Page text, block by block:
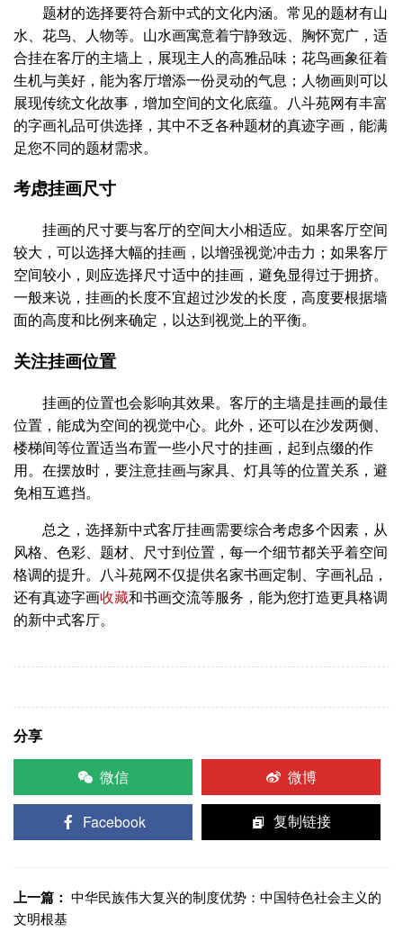
题材的选择要符合新中式的文化内涵。常见的题材有山
水、花鸟、人物等。山水画寓意着宁静致远、胸怀宽广，适
合挂在客厅的主墙上，展现主人的高雅品味；花鸟画象征着
生机与美好，能为客厅增添一份灵动的气息；人物画则可以
展现传统文化故事，增加空间的文化底蕴。八斗苑网有丰富
的字画礼品可供选择，其中不乏各种题材的真迹字画，能满
足您不同的题材需求。
考虑挂画尺寸
挂画的尺寸要与客厅的空间大小相适应。如果客厅空间
较大，可以选择大幅的挂画，以增强视觉冲击力；如果客厅
空间较小，则应选择尺寸适中的挂画，避免显得过于拥挤。
一般来说，挂画的长度不宜超过沙发的长度，高度要根据墙
面的高度和比例来确定，以达到视觉上的平衡。
关注挂画位置
挂画的位置也会影响其效果。客厅的主墙是挂画的最佳
位置，能成为空间的视觉中心。此外，还可以在沙发两侧、
楼梯间等位置适当布置一些小尺寸的挂画，起到点缀的作
用。在摆放时，要注意挂画与家具、灯具等的位置关系，避
免相互遮挡。
总之，选择新中式客厅挂画需要综合考虑多个因素，从
风格、色彩、题材、尺寸到位置，每一个细节都关乎着空间
格调的提升。八斗苑网不仅提供名家书画定制、字画礼品，
还有真迹字画收藏和书画交流等服务，能为您打造更具格调
的新中式客厅。
分享
微信
微博
Facebook 复制链接
上一篇： 中华民族伟大复兴的制度优势：中国特色社会主义的
文明根基